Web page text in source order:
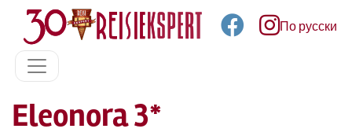
По русски
Eleonora 3*